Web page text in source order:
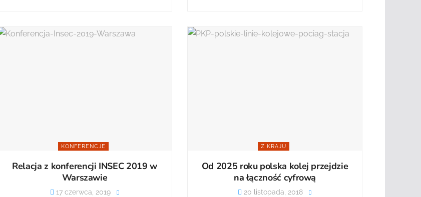
KONFERENCJE
Relacja z konferencji INSEC 2019 w
Warszawie
17 czerwca, 2019
Z KRAJU
Od 2025 roku polska kolej przejdzie
na łączność cyfrową
20 listopada, 2018